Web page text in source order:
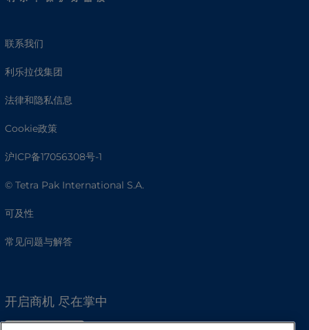
联系我们
利乐拉伐集团
法律和隐私信息
Cookie政策
沪ICP备17056308号-1
© Tetra Pak International S.A.
可及性
常见问题与解答
开启商机 尽在掌中